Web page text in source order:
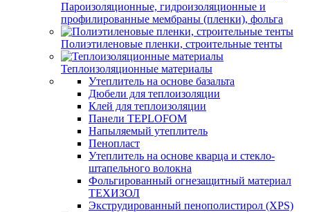
Пароизоляционные, гидроизоляционные и
профилированные мембраны (пленки), фольга
Полиэтиленовые пленки, строительные тенты
Теплоизоляционные материалы
Утеплитель на основе базальта
Дюбели для теплоизоляции
Клей для теплоизоляции
Панели TEPLOFOM
Напыляемый утеплитель
Пенопласт
Утеплитель на основе кварца и стекло-
штапельного волокна
Фольгированный огнезащитный материал
ТЕХИЗОЛ
Экструдированный пенополистирол (XPS)